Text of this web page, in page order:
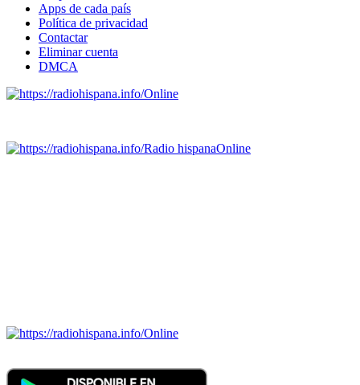
Apps de cada país
Política de privacidad
Contactar
Eliminar cuenta
DMCA
Online
Radio hispanaOnline
Online